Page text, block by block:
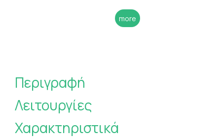
more
Περιγραφή
Λειτουργίες
Χαρακτηριστικά